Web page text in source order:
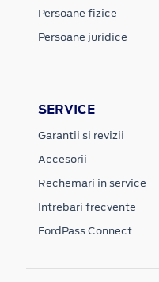
Persoane fizice
Persoane juridice
SERVICE
Garantii si revizii
Accesorii
Rechemari in service
Intrebari frecvente
FordPass Connect